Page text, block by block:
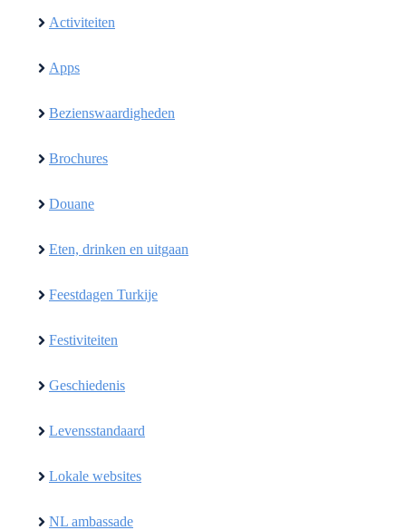
Activiteiten
Apps
Bezienswaardigheden
Brochures
Douane
Eten, drinken en uitgaan
Feestdagen Turkije
Festiviteiten
Geschiedenis
Levensstandaard
Lokale websites
NL ambassade